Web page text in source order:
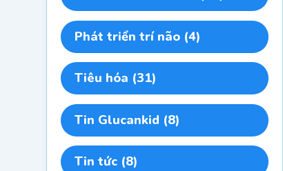
Phát triển trí não(4)
Tiêu hóa (31)
Tin Glucankid (8)
Tin tức(8)